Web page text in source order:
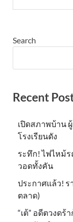
Search
Recent
เปิดสภาพบ้าน
โรงเรียนดัง
ระทึก! ไฟไหม้
วอดทั้งคัน
ประกาศแล้ว! ร
ตลาด)
“เต้” อดีตวงด